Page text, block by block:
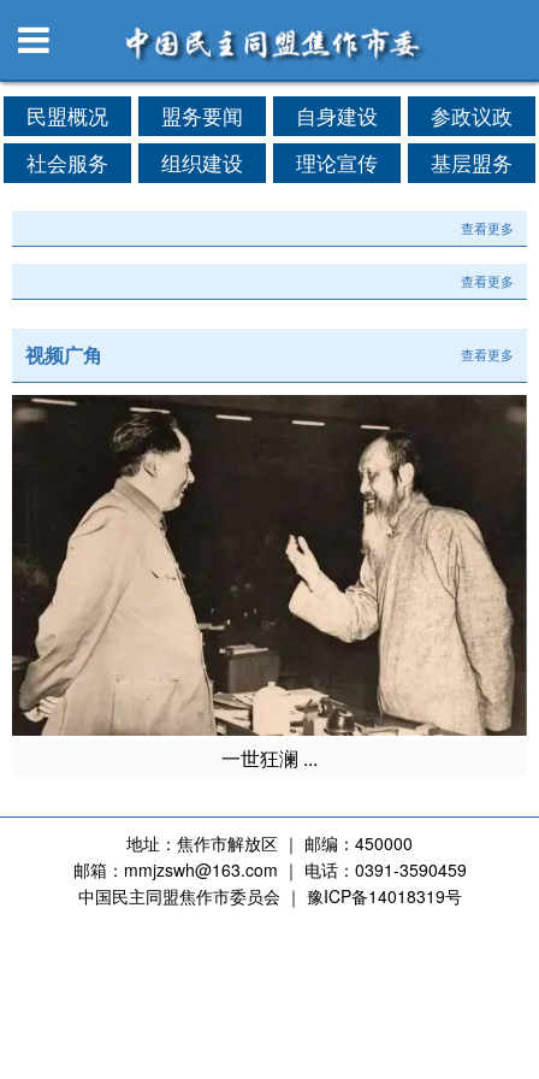
民盟概况 盟务要闻 自身建设
参政议政
社会服务
组织建设 理论宣传 基层盟务
查看更多
查看更多
视频广角 查看更多
一世狂澜 ...
地址：焦作市解放区 ｜ 邮编：450000
邮箱：mmjzswh@163.com ｜ 电话：0391-3590459
中国民主同盟焦作市委员会 ｜ 豫ICP备14018319号